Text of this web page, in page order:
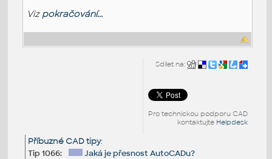
Viz pokračování...
Sdílet na:
Pro technickou podporu CAD
kontaktujte Helpdesk
Příbuzné CAD tipy:
Tip 1066:
Jaká je přesnost AutoCADu?